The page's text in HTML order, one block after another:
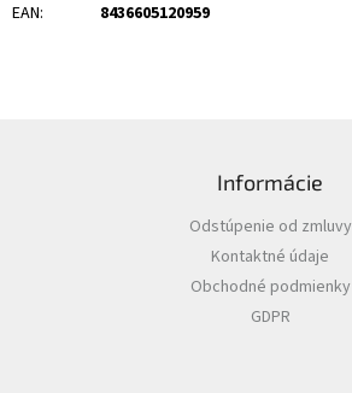
EAN: 8436605120959
Informácie
Odstúpenie od zmluvy
Kontaktné údaje
Obchodné podmienky
GDPR